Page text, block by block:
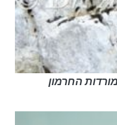
החרמון